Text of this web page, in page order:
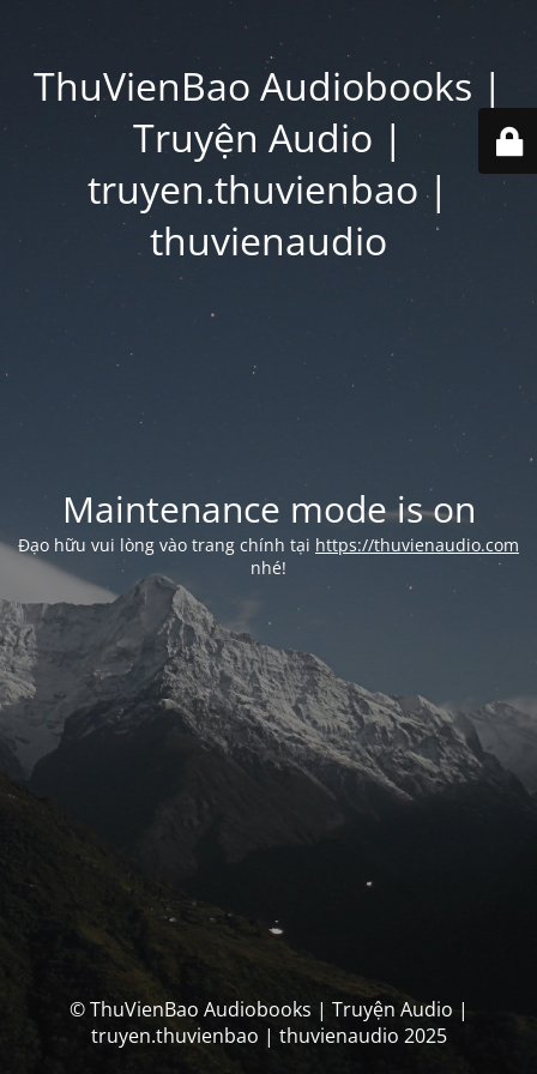
ThuVienBao Audiobooks |
Truyện Audio |
truyen.thuvienbao |
thuvienaudio
Maintenance mode is on
Đạo hữu vui lòng vào trang chính tại https://thuvienaudio.com
nhé!
© ThuVienBao Audiobooks | Truyện Audio |
truyen.thuvienbao | thuvienaudio 2025